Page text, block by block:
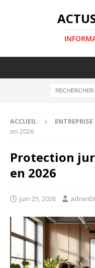
ACCUEIL ENTREPRISE
en 2026
Protection
en 2026
juin 25, 2026